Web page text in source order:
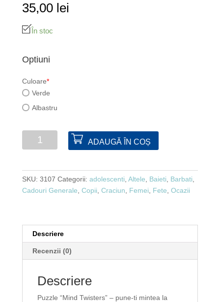
35,00 lei
În stoc
Optiuni
Culoare*
Verde
Albastru
Cantitate
Twisters"
-
albastru
ADAUGĂ ÎN COȘ
SKU: 3107 Categorii: adolescenti Altele Baieti Barbati
Cadouri Generale Copii Craciun Femei Fete Ocazii
Descriere
Recenzii (0)
Descriere
Puzzle “Mind Twisters” – pune-ti mintea la